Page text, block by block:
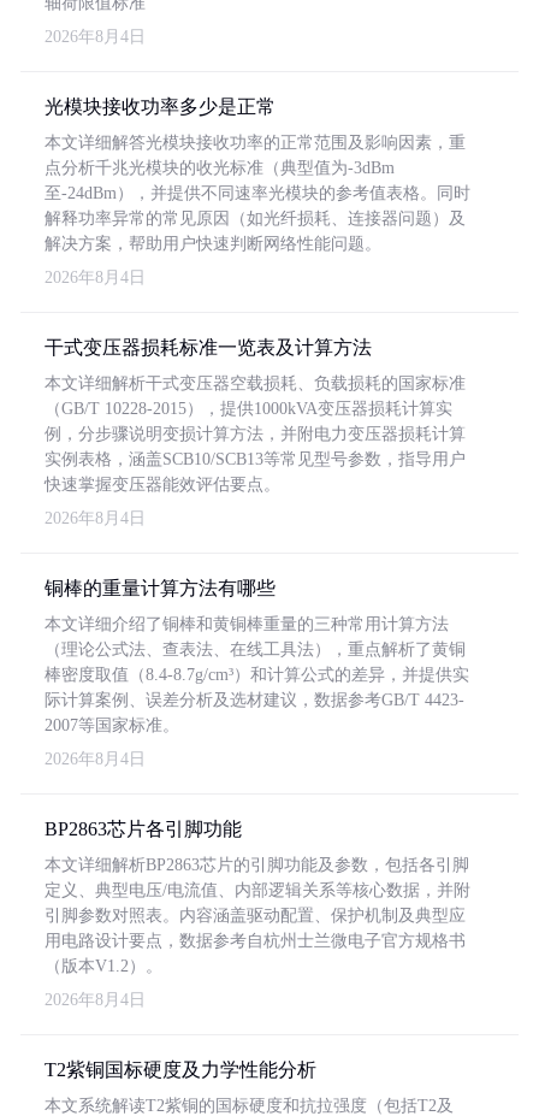
2026年8月4日
光模块接收功率多少是正常
本文详细解答光模块接收功率的正常范围及影响因素，重
点分析千兆光模块的收光标准（典型值为-3dBm
至-24dBm），并提供不同速率光模块的参考值表格。同时
解释功率异常的常见原因（如光纤损耗、连接器问题）及
解决方案，帮助用户快速判断网络性能问题。
2026年8月4日
干式变压器损耗标准一览表及计算方法
本文详细解析干式变压器空载损耗、负载损耗的国家标准
（GB/T 10228-2015），提供1000kVA变压器损耗计算实
例，分步骤说明变损计算方法，并附电力变压器损耗计算
实例表格，涵盖SCB10/SCB13等常见型号参数，指导用户
快速掌握变压器能效评估要点。
2026年8月4日
铜棒的重量计算方法有哪些
本文详细介绍了铜棒和黄铜棒重量的三种常用计算方法
（理论公式法、查表法、在线工具法），重点解析了黄铜
棒密度取值（8.4-8.7g/cm³）和计算公式的差异，并提供实
际计算案例、误差分析及选材建议，数据参考GB/T 4423-
2007等国家标准。
2026年8月4日
BP2863芯片各引脚功能
本文详细解析BP2863芯片的引脚功能及参数，包括各引脚
定义、典型电压/电流值、内部逻辑关系等核心数据，并附
引脚参数对照表。内容涵盖驱动配置、保护机制及典型应
用电路设计要点，数据参考自杭州士兰微电子官方规格书
（版本V1.2）。
2026年8月4日
T2紫铜国标硬度及力学性能分析
本文系统解读T2紫铜的国标硬度和抗拉强度（包括T2及